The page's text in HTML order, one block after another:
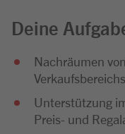
Deine
Nachräumen
Verkaufsbereichs
Unterstützung
Preis- und